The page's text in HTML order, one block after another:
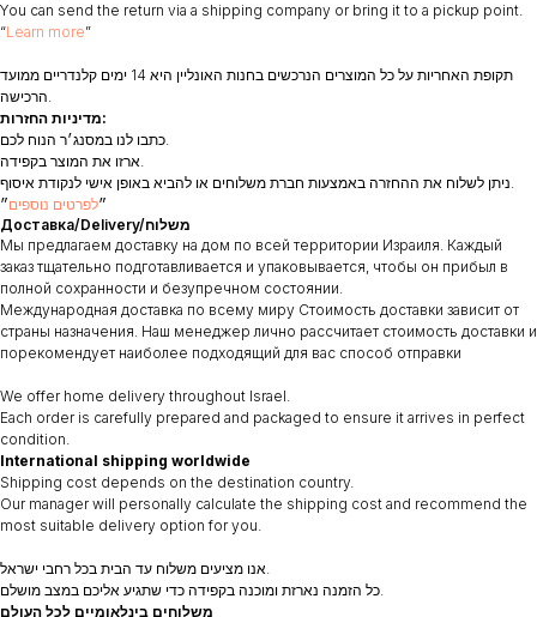
You can send the return via a shipping company or bring it to a pickup point.
“Learn more”
תקופת האחריות על כל המוצרים הנרכשים בחנות האונליין היא 14 ימים קלנדריים ממועד
הרכישה.
מדיניות החזרות:
כתבו לנו במסנג׳ר הנוח לכם.
ארזו את המוצר בקפידה.
ניתן לשלוח את ההחזרה באמצעות חברת משלוחים או להביא באופן אישי לנקודת איסוף.
״לפרטים נוספים״
Доставка/Delivery/משלוח
Мы предлагаем доставку на дом по всей территории Израиля. Каждый
заказ тщательно подготавливается и упаковывается, чтобы он прибыл в
полной сохранности и безупречном состоянии.
Международная доставка по всему миру Стоимость доставки зависит от
страны назначения. Наш менеджер лично рассчитает стоимость доставки и
порекомендует наиболее подходящий для вас способ отправки
We offer home delivery throughout Israel.
Each order is carefully prepared and packaged to ensure it arrives in perfect
condition.
International shipping worldwide
Shipping cost depends on the destination country.
Our manager will personally calculate the shipping cost and recommend the
most suitable delivery option for you.
אנו מציעים משלוח עד הבית בכל רחבי ישראל.
כל הזמנה נארזת ומוכנה בקפידה כדי שתגיע אליכם במצב מושלם.
משלוחים בינלאומיים לכל העולם